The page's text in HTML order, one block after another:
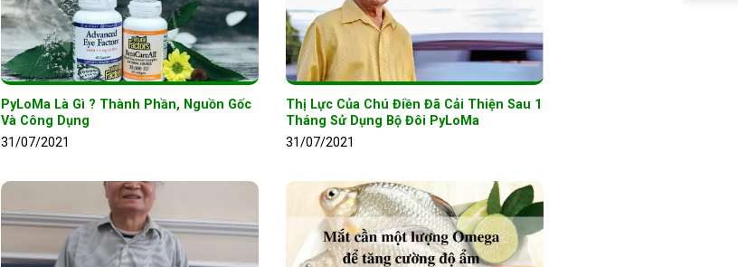
PyLoMa Là Gì ? Thành Phần, Nguồn Gốc
Và Công Dụng
31/07/2021
Thị Lực Của Chú Điền Đã Cải Thiện Sau 1
Tháng Sử Dụng Bộ Đôi PyLoMa
31/07/2021